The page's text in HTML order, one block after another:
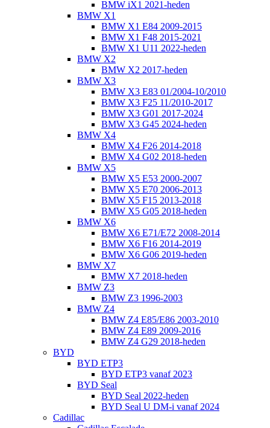
BMW iX1 2021-heden
BMW X1
BMW X1 E84 2009-2015
BMW X1 F48 2015-2021
BMW X1 U11 2022-heden
BMW X2
BMW X2 2017-heden
BMW X3
BMW X3 E83 01/2004-10/2010
BMW X3 F25 11/2010-2017
BMW X3 G01 2017-2024
BMW X3 G45 2024-heden
BMW X4
BMW X4 F26 2014-2018
BMW X4 G02 2018-heden
BMW X5
BMW X5 E53 2000-2007
BMW X5 E70 2006-2013
BMW X5 F15 2013-2018
BMW X5 G05 2018-heden
BMW X6
BMW X6 E71/E72 2008-2014
BMW X6 F16 2014-2019
BMW X6 G06 2019-heden
BMW X7
BMW X7 2018-heden
BMW Z3
BMW Z3 1996-2003
BMW Z4
BMW Z4 E85/E86 2003-2010
BMW Z4 E89 2009-2016
BMW Z4 G29 2018-heden
BYD
BYD ETP3
BYD ETP3 vanaf 2023
BYD Seal
BYD Seal 2022-heden
BYD Seal U DM-i vanaf 2024
Cadillac